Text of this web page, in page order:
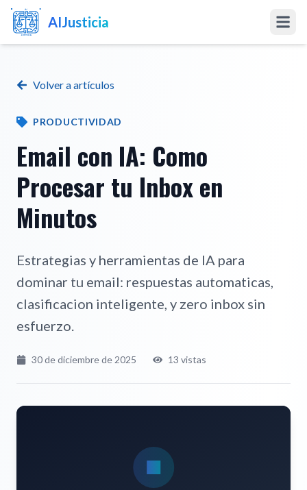
AIJusticia
Software a la Medida
Software Abogados
Volver a artículos
PRODUCTIVIDAD
Email con IA: Como
Procesar tu Inbox en
Minutos
Estrategias y herramientas de IA para
dominar tu email: respuestas automaticas,
clasificacion inteligente, y zero inbox sin
esfuerzo.
30 de diciembre de 2025 13 vistas